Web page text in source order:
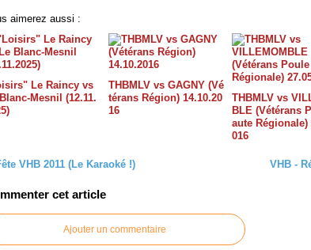
aimerez aussi :
Le Raincy vs
Mesnil (12.11.
THBMLV vs GAGNY (Vé
térans Région) 14.10.20
16
THBMLV vs
BLE (Vétérans
aute Régionale)
016
VHB 2011 (Le Karaoké !) VHB -
cet article
Ajouter un commentaire